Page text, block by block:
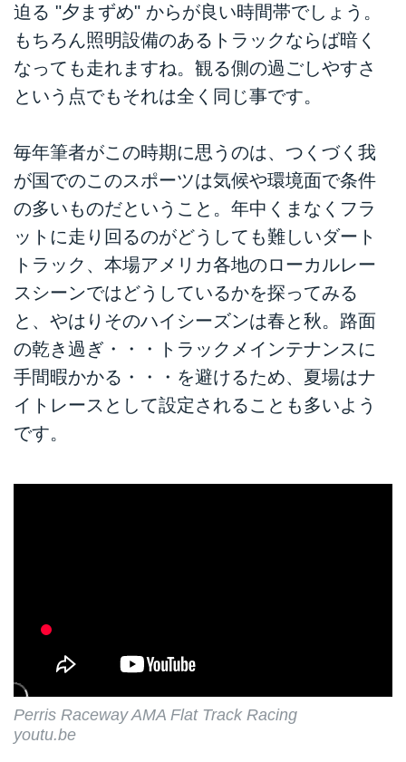
迫る "夕まずめ" からが良い時間帯でしょう。
もちろん照明設備のあるトラックならば暗く
なっても走れますね。観る側の過ごしやすさ
という点でもそれは全く同じ事です。
毎年筆者がこの時期に思うのは、つくづく我
が国でのこのスポーツは気候や環境面で条件
の多いものだということ。年中くまなくフラ
ットに走り回るのがどうしても難しいダート
トラック、本場アメリカ各地のローカルレー
スシーンではどうしているかを探ってみる
と、やはりそのハイシーズンは春と秋。路面
の乾き過ぎ・・・トラックメインテナンスに
手間暇かかる・・・を避けるため、夏場はナ
イトレースとして設定されることも多いよう
です。
Perris Raceway AMA Flat Track Racing
youtu.be